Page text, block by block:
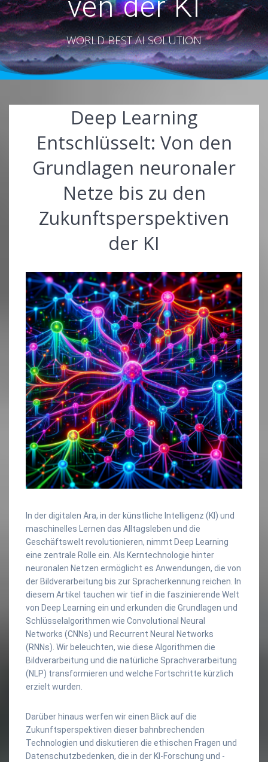
WORLD BEST AI SOLUTION
Deep Learning
Entschlüsselt: Von den
Grundlagen neuronaler
Netze bis zu den
Zukunftsperspektiven
der KI
In der digitalen Ära, in der künstliche Intelligenz (KI) und
maschinelles Lernen das Alltagsleben und die
Geschäftswelt revolutionieren, nimmt Deep Learning
eine zentrale Rolle ein. Als Kerntechnologie hinter
neuronalen Netzen ermöglicht es Anwendungen, die von
der Bildverarbeitung bis zur Spracherkennung reichen. In
diesem Artikel tauchen wir tief in die faszinierende Welt
von Deep Learning ein und erkunden die Grundlagen und
Schlüsselalgorithmen wie Convolutional Neural
Networks (CNNs) und Recurrent Neural Networks
(RNNs). Wir beleuchten, wie diese Algorithmen die
Bildverarbeitung und die natürliche Sprachverarbeitung
(NLP) transformieren und welche Fortschritte kürzlich
erzielt wurden.
Darüber hinaus werfen wir einen Blick auf die
Zukunftsperspektiven dieser bahnbrechenden
Technologien und diskutieren die ethischen Fragen und
Datenschutzbedenken, die in der KI-Forschung und -